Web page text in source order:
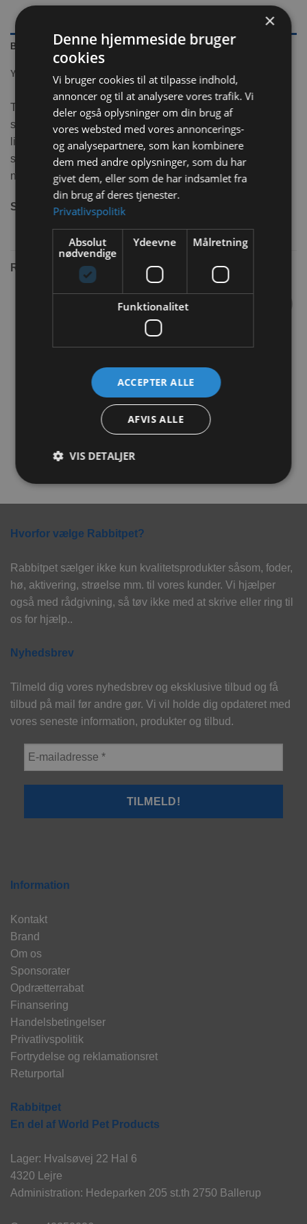
BESKRIVELSE
YDERLIGERE INFORMATION
Trixie Natural Living fritstående høhæk er lavet i naturligt
sammenklappelig træ, Kan bruges til hø, græs eller
liggende for et dyrevenligt miljø. Høhækken kan klappes
sammen og stilles væk hvis der er behov for dette. Den er
nem at fylde op da den er helt åben i toppen.
Størrelse:15x11x15 cm
RELATEREDE VARER
Trixie Høhæk i metal med
JR Farm Gulerodsflager
Hvorfor vælge Rabbitpet?
Rabbitpet sælger ikke kun kvalitetsprodukter såsom, foder,
hø, aktivering, strøelse mm. til vores kunder. Vi hjælper
også med rådgivning, så tøv ikke med at skrive eller ring til
os for hjælp..
Nyhedsbrev
Tilmeld dig vores nyhedsbrev og eksklusive tilbud og få
tilbud på mail før andre gør. Vi vil holde dig opdateret med
vores seneste information, produkter og tilbud.
Information
Kontakt
Brand
Om os
Sponsorater
Opdrætterrabat
Finansering
Handelsbetingelser
Privatlivspolitik
Fortrydelse og reklamationsret
Returportal
Rabbitpet
En del af World Pet Products
Lager: Hvalsøvej 22 Hal 6
4320 Lejre
Administration: Hedeparken 205 st.th 2750 Ballerup
×
Denne hjemmeside bruger
cookies
Vi bruger cookies til at tilpasse indhold,
annoncer og til at analysere vores trafik. Vi
deler også oplysninger om din brug af
vores websted med vores annoncerings-
og analysepartnere, som kan kombinere
dem med andre oplysninger, som du har
givet dem, eller som de har indsamlet fra
din brug af deres tjenester.
Privatlivspolitik
Absolut
nødvendige
Ydeevne Målretning
Funktionalitet
ACCEPTER ALLE
AFVIS ALLE
VIS DETALJER